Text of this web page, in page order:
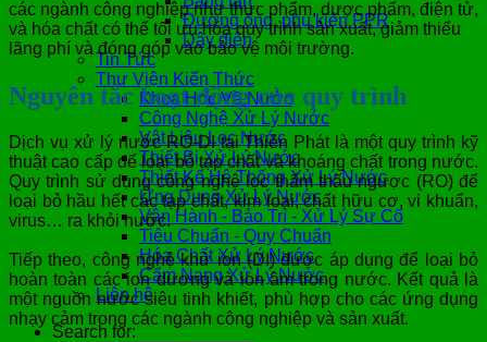
Đường ống, phụ kiện PPR
Dây điện
Tin Tức
Thư Viện Kiến Thức
Khoa Học Về Nước
Công Nghệ Xử Lý Nước
Vật Liệu Lọc Nước
Thiết Bị Xử Lý Nước
Thiết Kế Hệ Thống Xử Lý Nước
Ứng Dụng Xử Lý Nước
Vận Hành - Bảo Trì - Xử Lý Sự Cố
Tiêu Chuẩn - Quy Chuẩn
Hóa Chất Xử Lý Nước
Cẩm Nang Xử Lý Nước
Liên hệ
Search for:
các ngành công nghiệp như thực phẩm, dược phẩm, điện tử,
và hóa chất có thể tối ưu hóa quy trình sản xuất, giảm thiểu
lãng phí và đóng góp vào bảo vệ môi trường.
Nguyên tắc hoạt động của quy trình
Dịch vụ xử lý nước RO-DI tại Thiên Phát là một quy trình kỹ
thuật cao cấp để loại bỏ tạp chất và khoáng chất trong nước.
Quy trình sử dụng công nghệ lọc thẩm thấu ngược (RO) để
loại bỏ hầu hết các tạp chất, kim loại, chất hữu cơ, vi khuẩn,
virus… ra khỏi nước.
Tiếp theo, công nghệ khử ion (DI) được áp dụng để loại bỏ
hoàn toàn các ion dương và ion âm trong nước. Kết quả là
một nguồn nước siêu tinh khiết, phù hợp cho các ứng dụng
nhạy cảm trong các ngành công nghiệp và sản xuất.